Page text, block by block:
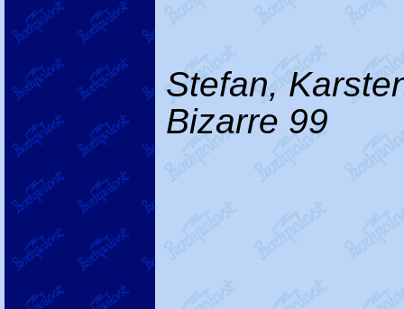
Stefan,
Bizarre 99